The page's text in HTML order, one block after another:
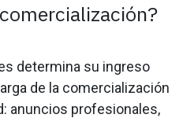
determina su ingreso
de la comercialización
anuncios profesionales,